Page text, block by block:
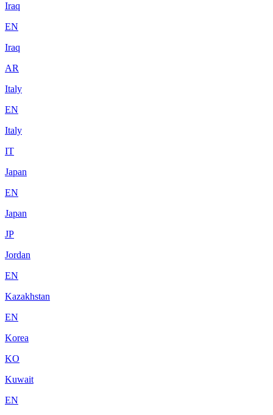
Iraq
EN
Iraq
AR
Italy
EN
Italy
IT
Japan
EN
Japan
JP
Jordan
EN
Kazakhstan
EN
Korea
KO
Kuwait
EN